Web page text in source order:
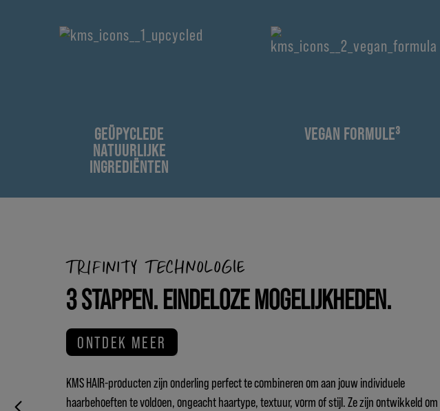
GEÜPYCLEDE
NATUURLIJKE
INGREDIËNTEN
VEGAN FORMULE³
TRIFINITY TECHNOLOGIE
3 STAPPEN. EINDELOZE MOGELIJKHEDEN.
ONTDEK MEER
KMS HAIR-producten zijn onderling perfect te combineren om aan jouw individuele
haarbehoeften te voldoen, ongeacht haartype, textuur, vorm of stijl. Ze zijn ontwikkeld om